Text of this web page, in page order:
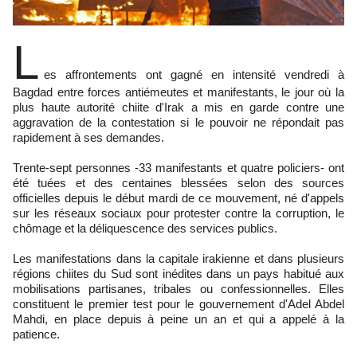
L es affrontements ont gagné en intensité vendredi à
Bagdad entre forces antiémeutes et manifestants, le jour où la
plus haute autorité chiite d'Irak a mis en garde contre une
aggravation de la contestation si le pouvoir ne répondait pas
rapidement à ses demandes.
Trente-sept personnes -33 manifestants et quatre policiers- ont
été tuées et des centaines blessées selon des sources
officielles depuis le début mardi de ce mouvement, né d'appels
sur les réseaux sociaux pour protester contre la corruption, le
chômage et la déliquescence des services publics.
Les manifestations dans la capitale irakienne et dans plusieurs
régions chiites du Sud sont inédites dans un pays habitué aux
mobilisations partisanes, tribales ou confessionnelles. Elles
constituent le premier test pour le gouvernement d'Adel Abdel
Mahdi, en place depuis à peine un an et qui a appelé à la
patience.